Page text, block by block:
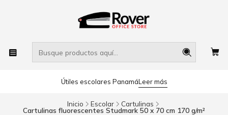
Útiles escolares PanamáLeer más
Inicio Escolar Cartulinas
Cartulinas fluorescentes Studmark 50 x 70 cm 170 g/m²